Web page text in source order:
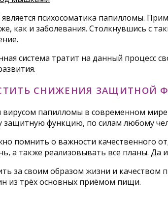
психосоматика папилломы.
как и заболевания. Столкнувшись с
система тратит на данный процесс
СНИЖЕНИЯ ЗАЩИТНОЙ
вирусом папилломы в современном
функцию, по силам любому
помнить о важности качественного
а также реализовывать все планы. Да
за своим образом жизни и качеством
из трёх основных приёмом пищи.